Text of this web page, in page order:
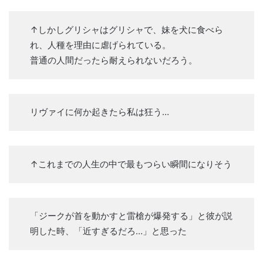
↑しかしグリシャはグリシャで、妹を犬に食べら
れ、人種を理由に虐げられている。
普通の人間だったら耐えられないだろう。
リヴァイに何か起きたら私は狂う…
↑これまでの人生の中で最もつらい瞬間になりそう
「ジークが首を動かすと雷槍が爆発する」と彼が説
明した時、「近すぎるだろ…」と思った